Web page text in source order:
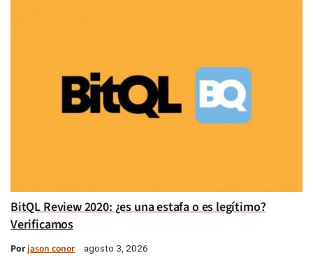
BitQL Review 2020: ¿es una estafa o es legítimo?
Verificamos
Porjason conor agosto 3, 2026